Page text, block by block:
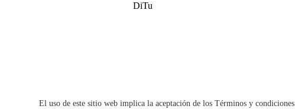
DiTu
El uso de este sitio web implica la aceptación de los Términos y condiciones